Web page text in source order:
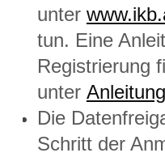
unter
tun. Eine
Registrierung
unter
Die
Schritt der